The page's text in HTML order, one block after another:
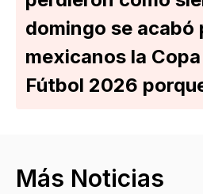
domingo se acabó
mexicanos la
Fútbol 2026
Más Noticias